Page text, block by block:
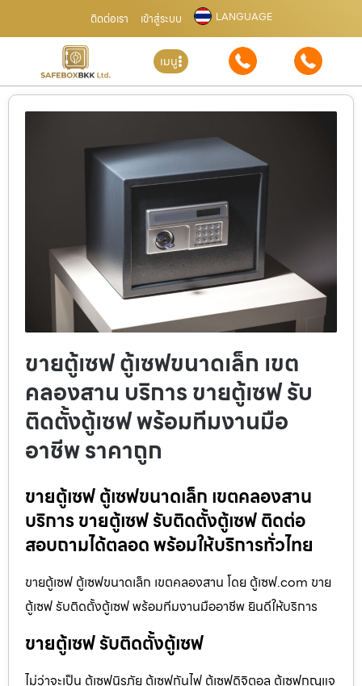
ติดต่อเรา เข้าสู่ระบบ LANGUAGE
เมนู
ขายตู้เซฟ ตู้เซฟขนาดเล็ก เขต
คลองสาน บริการ ขายตู้เซฟ รับ
ติดตั้งตู้เซฟ พร้อมทีมงานมือ
อาชีพ ราคาถูก
ขายตู้เซฟ ตู้เซฟขนาดเล็ก เขตคลองสาน
บริการ ขายตู้เซฟ รับติดตั้งตู้เซฟ ติดต่อ
สอบถามได้ตลอด พร้อมให้บริการทั่วไทย
ขายตู้เซฟ ตู้เซฟขนาดเล็ก เขตคลองสาน โดย ตู้เซฟ.com ขาย
ตู้เซฟ รับติดตั้งตู้เซฟ พร้อมทีมงานมืออาชีพ ยินดีให้บริการ
ขายตู้เซฟ รับติดตั้งตู้เซฟ
ไม่ว่าจะเป็น ตู้เซฟนิรภัย ตู้เซฟกันไฟ ตู้เซฟดิจิตอล ตู้เซฟกุญแจ